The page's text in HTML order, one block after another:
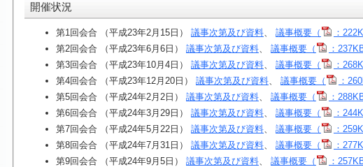
開催状況
第1回会合 （平成23年2月15日） 議事次第及び資料、 議事概要（
：
第2回会合 （平成23年6月6日） 議事次第及び資料、 議事概要（
：
第3回会合 （平成23年10月4日） 議事次第及び資料、 議事概要（
：
第4回会合 （平成23年12月20日） 議事次第及び資料、 議事概要（
：
第5回会合 （平成24年2月2日） 議事次第及び資料、 議事概要（
：
第6回会合 （平成24年3月29日） 議事次第及び資料、 議事概要（
：
第7回会合 （平成24年5月22日） 議事次第及び資料、 議事概要（
：
第8回会合 （平成24年7月31日） 議事次第及び資料、 議事概要（
：
第9回会合 （平成24年9月5日） 議事次第及び資料、 議事概要（
：